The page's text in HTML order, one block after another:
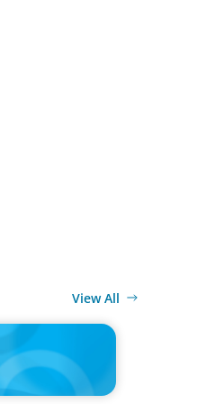
View All
upswing: